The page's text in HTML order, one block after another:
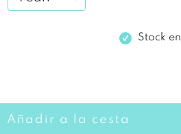
Stock en
Añadir a la cesta